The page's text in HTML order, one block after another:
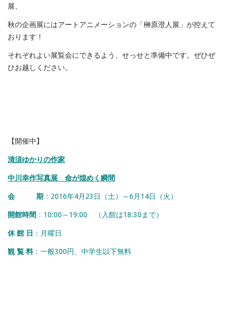
展、
秋の企画展にはアートアニメーションの「榊原澄人展」が控えて
おります！
それぞれよい展覧会にできるよう、せっせと準備中です。ぜひぜ
ひお越しください。
【開催中】
清須ゆかりの作家
中川幸作写真展 命が煌めく瞬間
会 期 ：2016年4月23日（土）～6月14日（火）
開館時間 ：10:00～19:00 （入館は18:30まで）
休 館 日 ：月曜日
観 覧 料：一般300円、中学生以下無料